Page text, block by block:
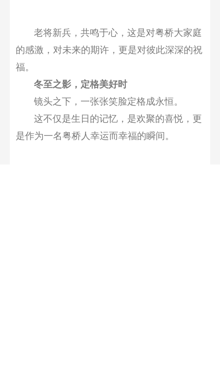
老将新兵，共鸣于心，这是对粤桥大家庭
的感激，对未来的期许，更是对彼此深深的祝
福。
冬至之影，定格美好时
镜头之下，一张张笑脸定格成永恒。
这不仅是生日的记忆， 是欢聚的喜悦， 更
是作为一名粤桥人幸运而幸福的瞬间。